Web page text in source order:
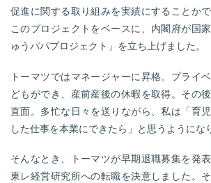
促進に関する取り組みを実績にすることか
このプロジェクトをベースに、内閣府が国
ゅうパパプロジェクト」を立ち上げました。
トーマツではマネージャーに昇格。プライ
どもができ、産前産後の休暇を取得。その
直面。多忙な日々を送りながら、私は「育
した仕事を本業にできたら」と思うようにな
そんなとき、トーマツが早期退職募集を発
東レ経営研究所への転職を決意しました。